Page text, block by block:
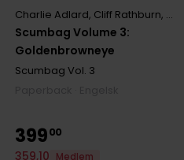
Joseph Keatinge ,Rick
Scumbag Volume 3:
Goldenbrowneye
Charlie Adlard, Cliff Rathburn,
Scumbag Vol. 3
39900
359,10
Medlem